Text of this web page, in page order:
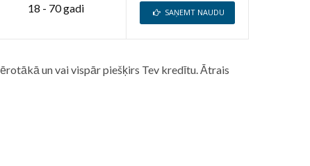
18 - 70 gadi SAŅEMT NAUDU
un vai vispār piešķirs Tev kredītu. Ātrais